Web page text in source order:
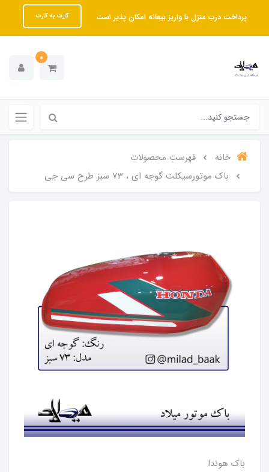
پرداخت درب منزل با واریز بیعانه امکان پذیر است کارت به کارت
0
خانه
فهرست محصولات
باک موتورسیکلت گوجه ای ، 73 سبز طرح سی جی
باک هوندا